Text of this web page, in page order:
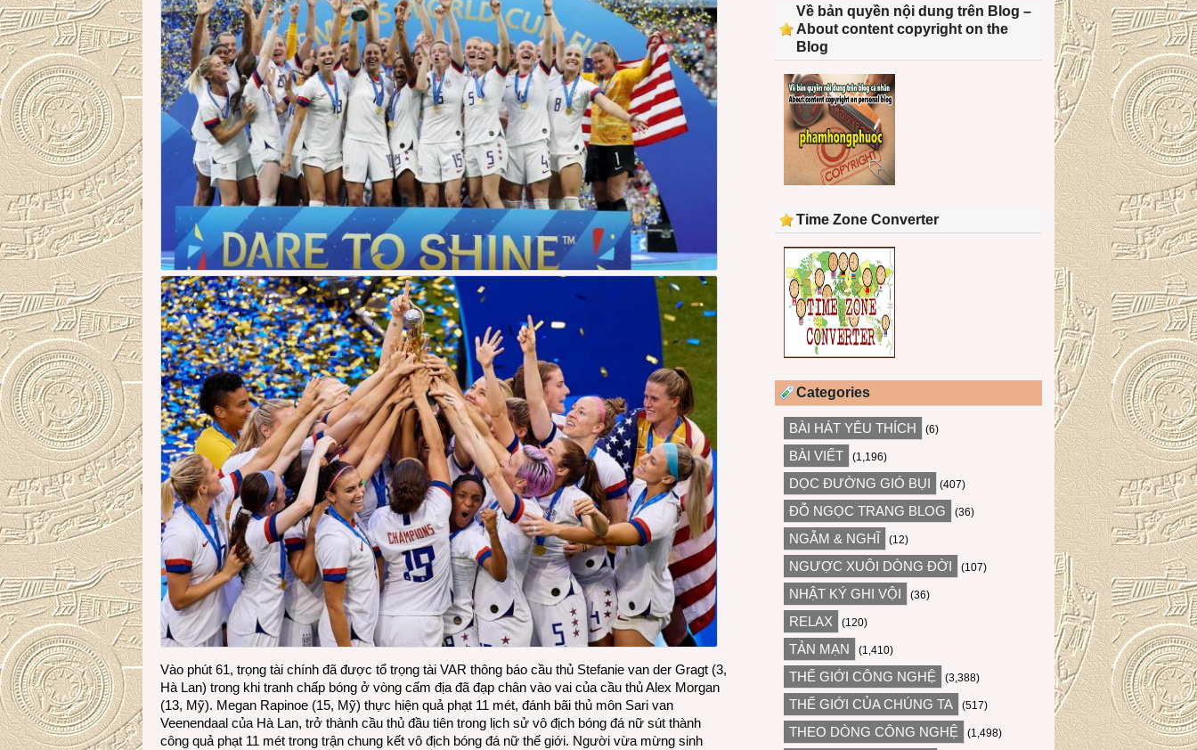
Vào phút 61, trọng tài chính đã được tổ trọng tài VAR thông báo cầu thủ Stefanie van der Gragt (3,
Hà Lan) trong khi tranh chấp bóng ở vòng cấm địa đã đạp chân vào vai của cầu thủ Alex Morgan
(13, Mỹ). Megan Rapinoe (15, Mỹ) thực hiện quả phạt 11 mét, đánh bãi thủ môn Sari van
Veenendaal của Hà Lan, trở thành cầu thủ đầu tiên trong lịch sử vô địch bóng đá nữ sút thành
công quả phạt 11 mét trong trận chung kết vô địch bóng đá nữ thế giới. Người vừa mừng sinh
Về bản quyền nội dung trên Blog –
About content copyright on the
Blog
Time Zone Converter
Categories
BÀI HÁT YÊU THÍCH (6)
BÀI VIẾT (1,196)
DỌC ĐƯỜNG GIÓ BỤI (407)
ĐỖ NGỌC TRANG BLOG (36)
NGẪM & NGHĨ (12)
NGƯỢC XUÔI DÒNG ĐỜI (107)
NHẬT KÝ GHI VỘI (36)
RELAX (120)
TẢN MẠN (1,410)
THẾ GIỚI CÔNG NGHỆ (3,388)
THẾ GIỚI CỦA CHÚNG TA (517)
THEO DÒNG CÔNG NGHỆ (1,498)